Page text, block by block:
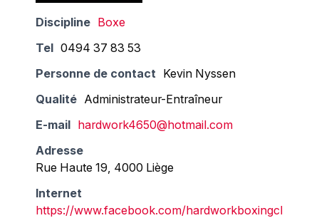
Discipline Boxe
Tel 0494 37 83 53
Personne de contact Kevin Nyssen
Qualité Administrateur-Entraîneur
E-mail hardwork4650@hotmail.com
Adresse
Rue Haute 19, 4000 Liège
Internet
https://www.facebook.com/hardworkboxingcl